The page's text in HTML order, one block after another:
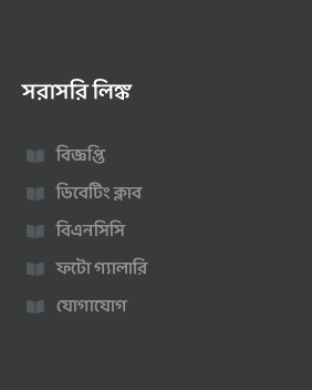
সরাসরি লিঙ্ক
বিজ্ঞপ্তি
ডিবেটিং ক্লাব
বিএনসিসি
ফটো গ্যালারি
যোগাযোগ